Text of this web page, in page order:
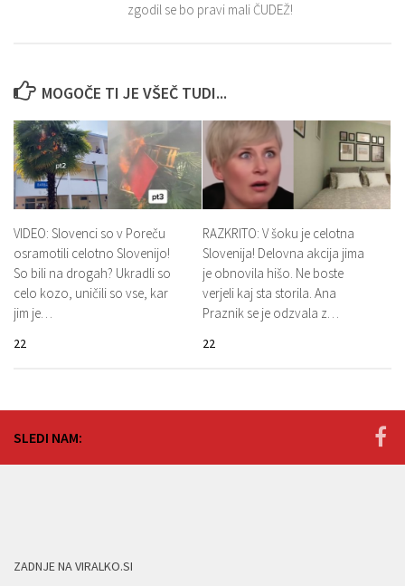
zgodil se bo pravi mali ČUDEŽ!
MOGOČE TI JE VŠEČ TUDI...
VIDEO: Slovenci so v Poreču
osramotili celotno Slovenijo!
So bili na drogah? Ukradli so
celo kozo, uničili so vse, kar
jim je…
22
RAZKRITO: V šoku je celotna
Slovenija! Delovna akcija jima
je obnovila hišo. Ne boste
verjeli kaj sta storila. Ana
Praznik se je odzvala z…
22
SLEDI NAM:
ZADNJE NA VIRALKO.SI